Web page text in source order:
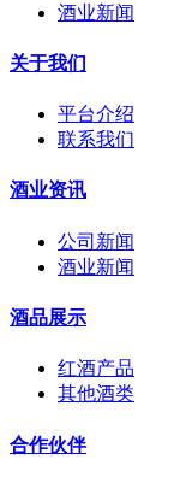
酒业新闻
关于我们
平台介绍
联系我们
酒业资讯
公司新闻
酒业新闻
酒品展示
红酒产品
其他酒类
合作伙伴